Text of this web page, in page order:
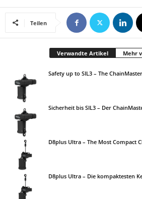
Teilen
Verwandte Artikel Mehr
Safety up to SIL3 – The
Sicherheit bis SIL3 – Der
D8plus Ultra – The Most Compact
D8plus Ultra – Die kompaktesten